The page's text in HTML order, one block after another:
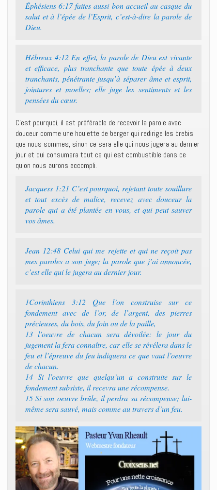
Éphésiens 6:17 faites aussi bon accueil au casque du
salut et à l’épée de l’Esprit, c’est-à-dire la parole de
Dieu.
Hébreux 4:12 En effet, la parole de Dieu est vivante
et efficace, plus tranchante que toute épée à deux
tranchants, pénétrante jusqu’à séparer âme et esprit,
jointures et moelles; elle juge les sentiments et les
pensées du cœur.
C’est pourquoi, il est préférable de recevoir la parole avec
douceur comme une houlette de berger qui redirige les brebis
que nous sommes, sinon ce sera elle qui nous jugera au dernier
jour et qui consumera tout ce qui est combustible dans ce
qu’on nous aurons accompli.
Jacquess 1:21 C’est pourquoi, rejetant toute souillure
et tout excès de malice, recevez avec douceur la
parole qui a été plantée en vous, et qui peut sauver
vos âmes.
Jean 12:48 Celui qui me rejette et qui ne reçoit pas
mes paroles a son juge; la parole que j’ai annoncée,
c’est elle qui le jugera au dernier jour.
1Corinthiens 3:12 Que l’on construise sur ce
fondement avec de l’or, de l’argent, des pierres
précieuses, du bois, du foin ou de la paille,
13 l’oeuvre de chacun sera dévoilée: le jour du
jugement la fera connaître, car elle se révélera dans le
feu et l’épreuve du feu indiquera ce que vaut l’oeuvre
de chacun.
14 Si l’oeuvre que quelqu’un a construite sur le
fondement subsiste, il recevra une récompense.
15 Si son oeuvre brûle, il perdra sa récompense; lui-
même sera sauvé, mais comme au travers d’un feu.